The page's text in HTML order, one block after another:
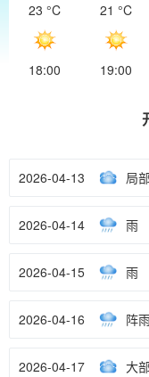
23 °C
18:00
21 °C
19:00
2026-04-13 局
2026-04-14 雨
2026-04-15 雨
2026-04-16 阵
2026-04-17 大